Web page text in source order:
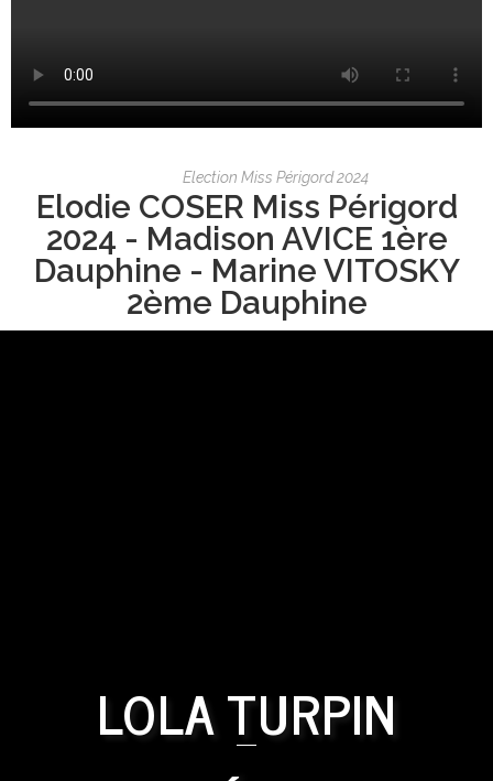
Election Miss Périgord 2024
Elodie COSER Miss Périgord
2024 - Madison AVICE 1ère
Dauphine - Marine VITOSKY
2ème Dauphine
LOLA TURPIN